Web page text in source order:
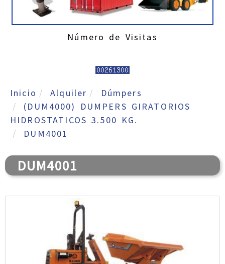
Número de Visitas
Inicio Alquiler
Dúmpers
(DUM4000) DUMPERS GIRATORIOS
HIDROSTATICOS 3.500 KG.
DUM4001
DUM4001